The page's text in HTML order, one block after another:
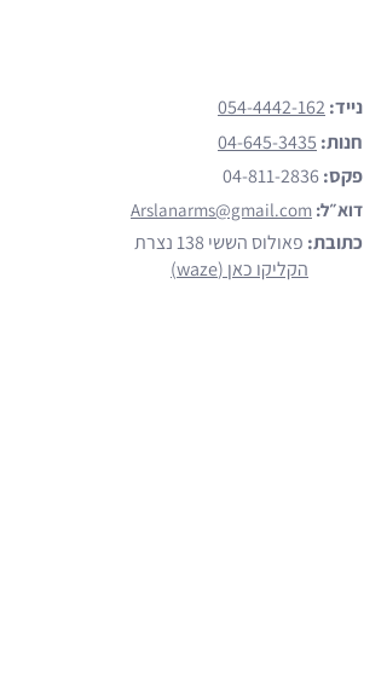
נייד: 054-4442-162
חנות: 04-645-3435
פקס:04-811-2836
דוא״ל: Arslanarms@gmail.com
כתובת: פאולוס הששי 138 נצרת
הקליקו כאן (waze)